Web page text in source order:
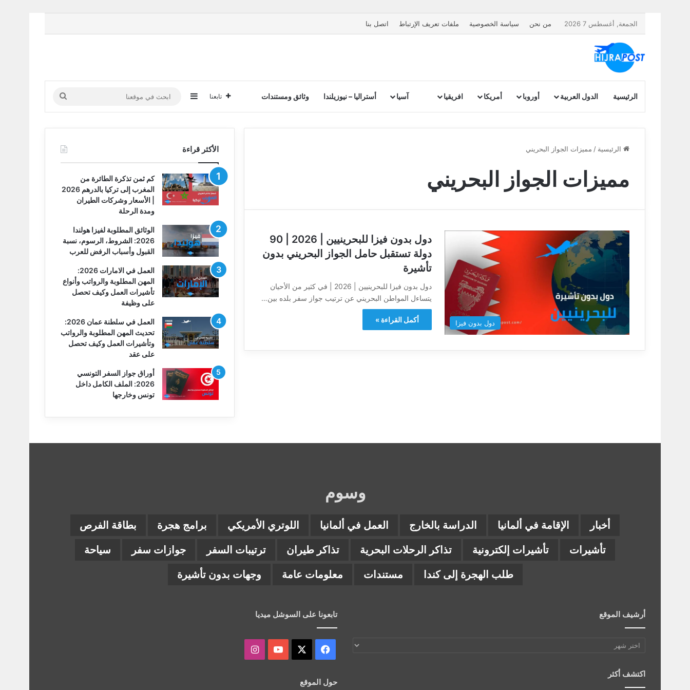
الجمعة, أغسطس 7 2026 من نحن سياسة الخصوصية ملفات تعريف الإرتباط اتصل بنا
الرئيسية الدول العربية أوروبا أمريكا افريقيا آسيا أستراليا – نيوزيلندا وثائق ومستندات تابعنا إضافة عمود جانبي
ابحث
في
الرئيسية / مميزات الجواز البحريني
مميزات الجواز البحريني
دول بدون فيزا
دول بدون فيزا للبحرينيين | 2026 | 90
دولة تستقبل حامل الجواز البحريني بدون
تأشيرة
دول بدون فيزا للبحرينيين | 2026 | في كثير من الأحيان
يتساءل المواطن البحريني عن ترتيب جواز سفر بلده بين…
أكمل القراءة »
الأكثر قراءة
كم ثمن تذكرة الطائرة من
المغرب إلى تركيا بالدرهم 2026
| الأسعار وشركات الطيران
ومدة الرحلة
الوثائق المطلوبة لفيزا هولندا
2026: الشروط، الرسوم، نسبة
القبول وأسباب الرفض للعرب
العمل في الامارات 2026:
المهن المطلوبة والرواتب وأنواع
تأشيرات العمل وكيف تحصل
على وظيفة
العمل في سلطنة عمان 2026:
تحديث المهن المطلوبة والرواتب
وتأشيرات العمل وكيف تحصل
على عقد
أوراق جواز السفر التونسي
2026: الملف الكامل داخل
تونس وخارجها
وسوم
أخبار الإقامة في ألمانيا الدراسة بالخارج العمل في ألمانيا اللوتري الأمريكي برامج هجرة
بطاقة الفرص
تأشيرات
تأشيرات إلكترونية تذاكر الرحلات البحرية تذاكر طيران ترتيبات السفر جوازات سفر
سياحة
طلب الهجرة إلى كندا
مستندات معلومات عامة وجهات بدون تأشيرة
أرشيف الموقع
أرشيف
اكتشف أكثر
تابعونا على السوشل ميديا
فيسبوك ‫YouTubeانستقرام
حول الموقع